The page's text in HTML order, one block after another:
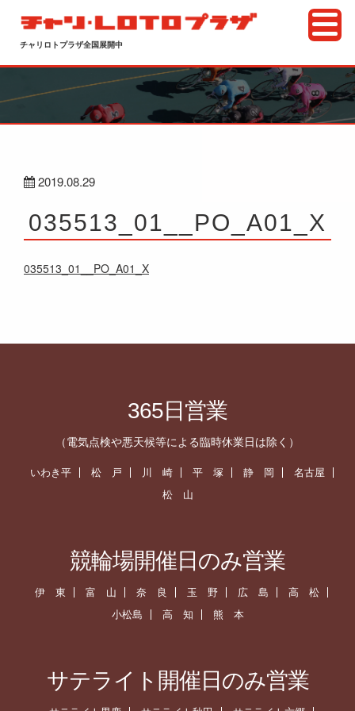
チャリロトプラザ全国展開中
2019.08.29
035513_01__PO_A01_X
035513_01__PO_A01_X
365日営業
（電気点検や悪天候等による臨時休業日は除く）
いわき平 松 戸 川 崎 平 塚 静 岡
名古屋
松 山
競輪場開催日のみ営業
伊 東 富 山 奈 良 玉 野 広 島
高 松
小松島
高 知 熊 本
サテライト開催日のみ営業